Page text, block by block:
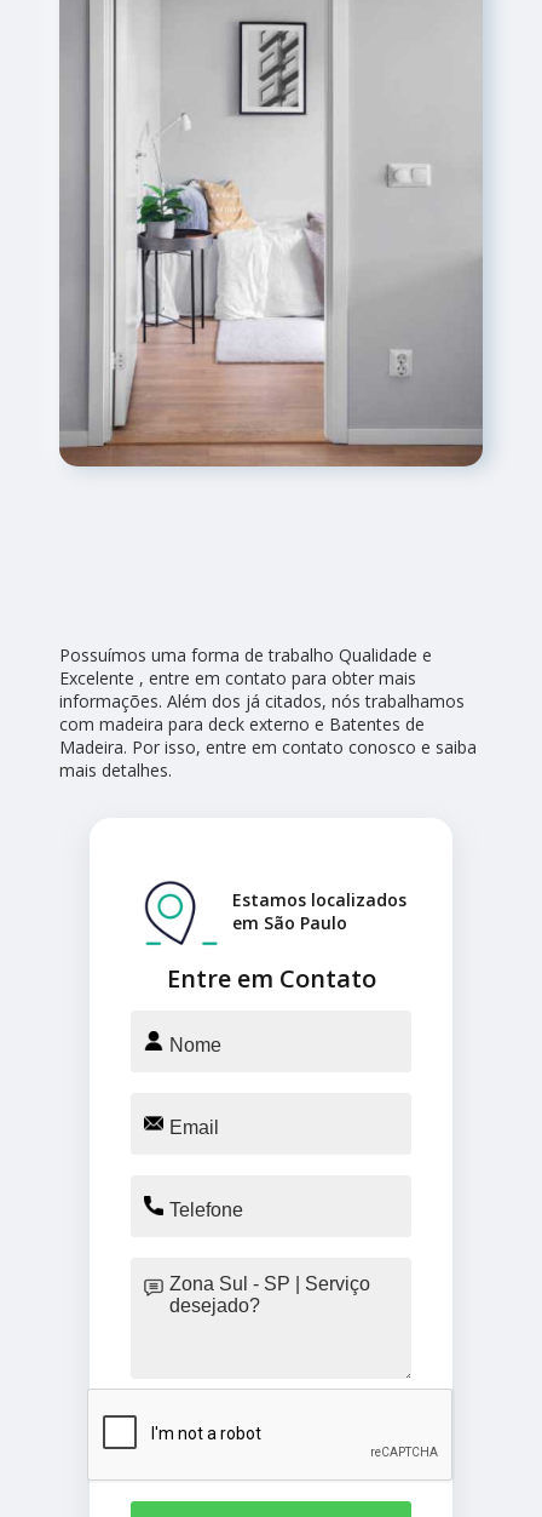
Possuímos uma forma de trabalho Qualidade e
Excelente , entre em contato para obter mais
informações. Além dos já citados, nós trabalhamos
com madeira para deck externo e Batentes de
Madeira. Por isso, entre em contato conosco e saiba
mais detalhes.
Entre em Contato
Estamos localizados
em São Paulo